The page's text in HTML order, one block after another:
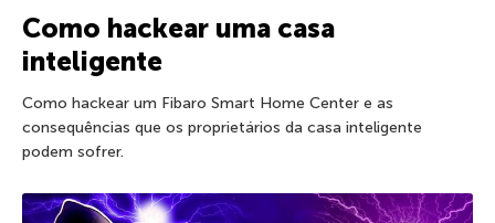
Como hackear uma casa
inteligente
Como hackear um Fibaro Smart Home Center e as
consequências que os proprietários da casa inteligente
podem sofrer.